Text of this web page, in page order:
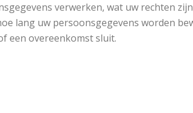
verwerken, wat uw rechten
lang uw persoonsgegevens worden
een overeenkomst sluit.